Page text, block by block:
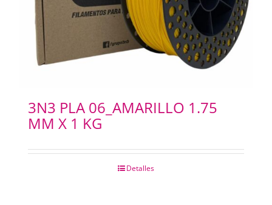
3N3 PLA 06_AMARILLO 1.75
MM X 1 KG
Detalles